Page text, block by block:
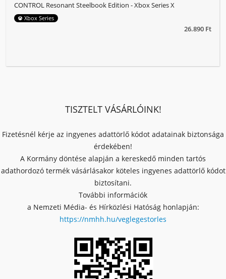
26.890 Ft
CONTROL Resonant Steelbook Edition - Xbox Series X
Xbox Series
TISZTELT VÁSÁRLÓINK!
Fizetésnél kérje az ingyenes adattörlő kódot adatainak biztonsága
érdekében!
A Kormány döntése alapján a kereskedő minden tartós
adathordozó termék vásárlásakor köteles ingyenes adattörlő kódot
biztosítani.
További információk
a Nemzeti Média- és Hírközlési Hatóság honlapján:
https://nmhh.hu/veglegestorles